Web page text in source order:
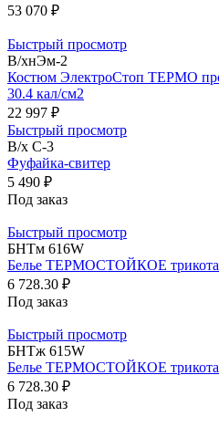
53 070 ₽
Быстрый просмотр
В/хнЭм-2
Костюм ЭлектроСтоп ТЕРМО
30.4 кал/см2
22 997 ₽
Быстрый просмотр
В/х С-3
Фуфайка-свитер
5 490 ₽
Под заказ
Быстрый просмотр
БНТм 616W
Белье ТЕРМОСТОЙКОЕ
6 728.30 ₽
Под заказ
Быстрый просмотр
БНТж 615W
Белье ТЕРМОСТОЙКОЕ
6 728.30 ₽
Под заказ